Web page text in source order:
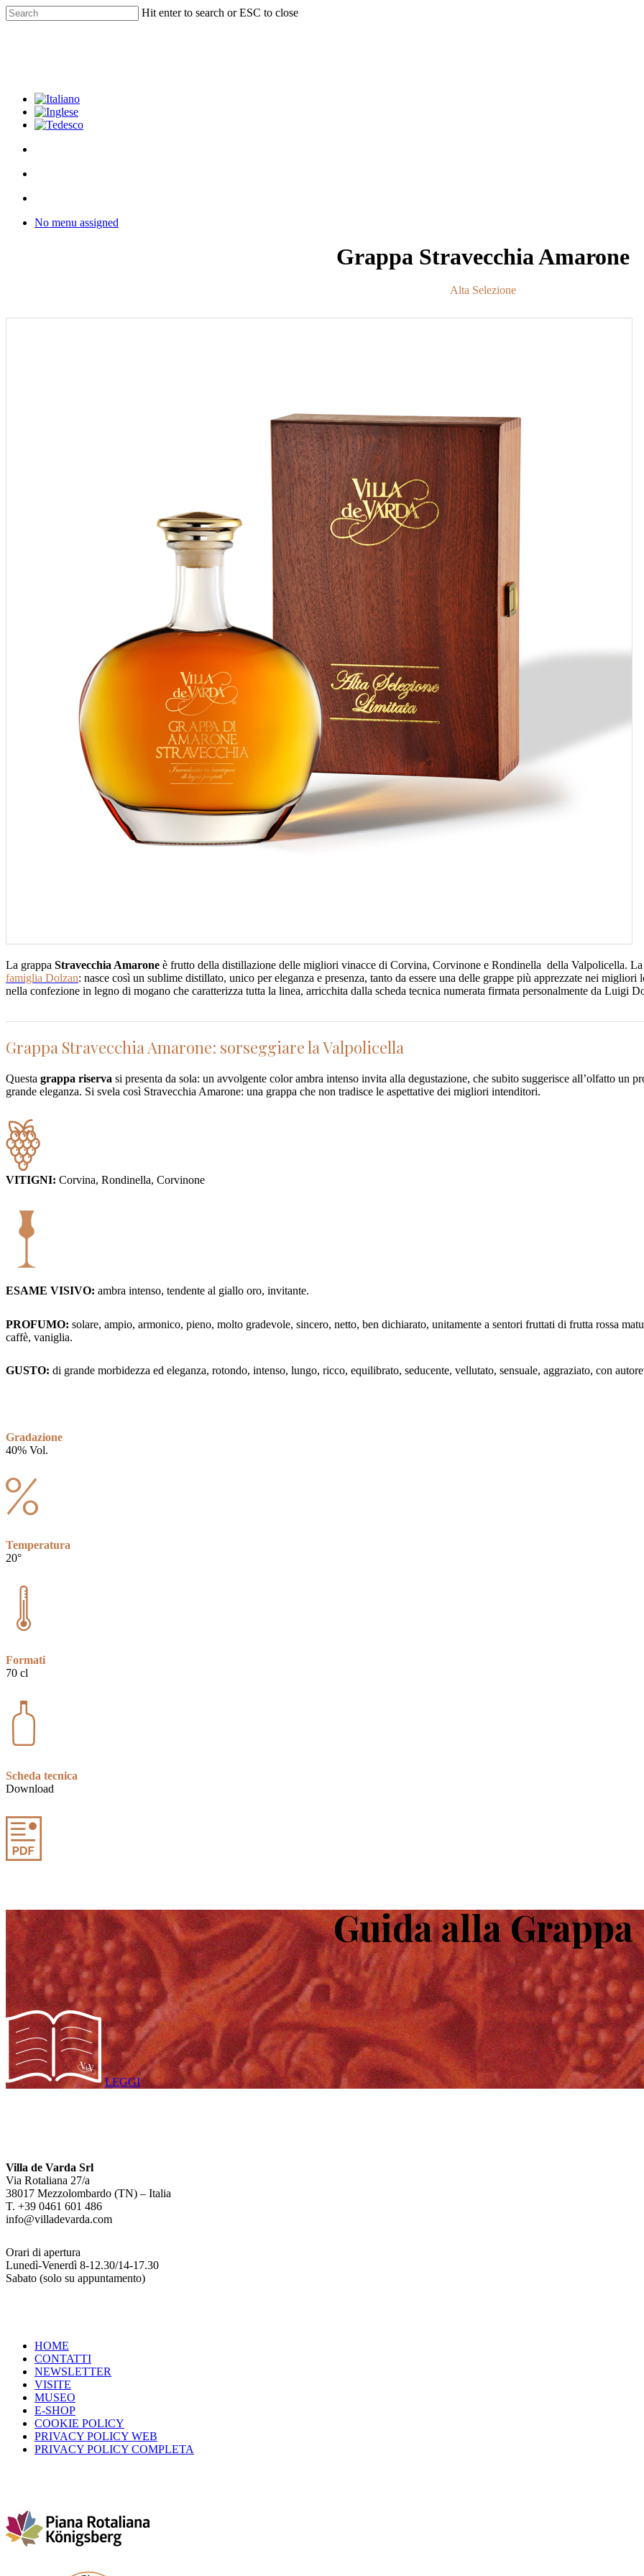
Skip
to
Hit enter to search or ESC to close
Menu
search
Menu No menu assigned
Grappa Stravecchia Amarone
Alta Selezione
La grappa Stravecchia Amarone è frutto della distillazione delle migliori vinacce di Corvina, Corvinone e Rondinella della Valpolicella.
famiglia Dolzan: nasce così un sublime distillato, unico per eleganza e presenza, tanto da essere una delle grappe più apprezzate nei
nella confezione in legno di mogano che caratterizza tutta la linea, arricchita dalla scheda tecnica numerata firmata personalmente da Luigi
Grappa Stravecchia Amarone: sorseggiare la Valpolicella
Questa grappa riserva si presenta da sola: un avvolgente color ambra intenso invita alla degustazione, che subito suggerisce all’olfatto un
grande eleganza. Si svela così Stravecchia Amarone: una grappa che non tradisce le aspettative dei migliori intenditori.
VITIGNI: Corvina, Rondinella, Corvinone
ESAME VISIVO: ambra intenso, tendente al giallo oro, invitante.
PROFUMO: solare, ampio, armonico, pieno, molto gradevole, sincero, netto, ben dichiarato, unitamente a sentori fruttati di frutta rossa
caffè, vaniglia.
GUSTO: di grande morbidezza ed eleganza, rotondo, intenso, lungo, ricco, equilibrato, seducente, vellutato, sensuale, aggraziato, con
Gradazione
40% Vol.
Temperatura
20°
Formati
70 cl
Scheda tecnica
Download
Guida alla Grappa
LEGGI
Villa de Varda Srl
Via Rotaliana 27/a
38017 Mezzolombardo (TN) – Italia
T. +39 0461 601 486
info@villadevarda.com
Orari di apertura
Lunedì-Venerdì 8-12.30/14-17.30
Sabato (solo su appuntamento)
HOME
CONTATTI
NEWSLETTER
VISITE
MUSEO
E-SHOP
COOKIE POLICY
PRIVACY POLICY WEB
PRIVACY POLICY COMPLETA